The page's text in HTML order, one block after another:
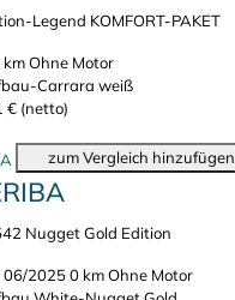
Legend KOMFORT-PAKET
kmOhne Motor
Carrara weiß
€ (netto)
zum Vergleich hinzufügen
Nugget Gold Edition
06/20250 kmOhne Motor